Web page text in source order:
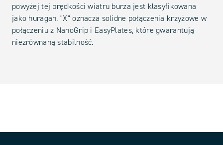
powyżej tej prędkości wiatru burza jest klasyfikowana
jako huragan. "X" oznacza solidne połączenia krzyżowe w
połączeniu z NanoGrip i EasyPlates, które gwarantują
niezrównaną stabilność.